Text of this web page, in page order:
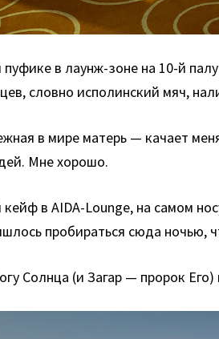
в лаунж-зоне на 10-й
словно исполинский мяч,
в мире матерь — качает
Мне хорошо.
в AIDA-Lounge, на самом
пробираться сюда
Солнца (и Загар — пророк